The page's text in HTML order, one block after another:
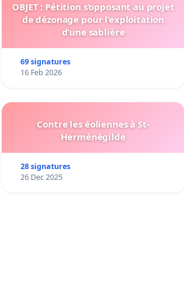
OBJET : Pétition s’opposant au projet
de dézonage pour l’exploitation
d’une sablière
69 signatures
16 Feb 2026
Contre les éoliennes à St-
Herménégilde
28 signatures
26 Dec 2025